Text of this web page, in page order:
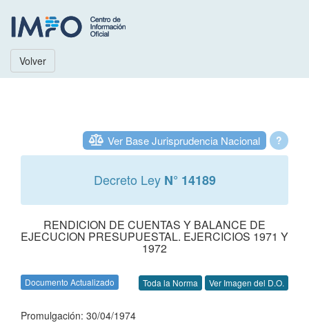
Volver
?
Ver Base Jurisprudencia Nacional
Decreto Ley N° 14189
RENDICION DE CUENTAS Y BALANCE DE
EJECUCION PRESUPUESTAL. EJERCICIOS 1971 Y
1972
Documento Actualizado Toda la Norma Ver Imagen del D.O.
Promulgación: 30/04/1974